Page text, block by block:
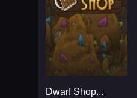
Dwarf Shop...